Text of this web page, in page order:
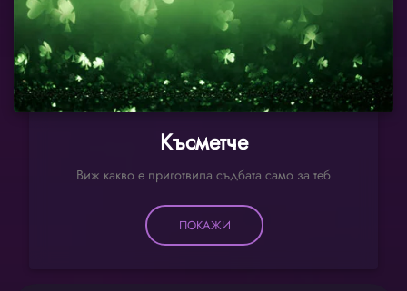
Късметче
Виж какво е приготвила съдбата само за теб
ПОКАЖИ